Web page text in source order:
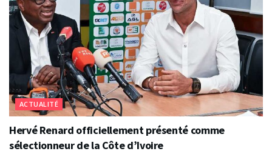
ACTUALITÉ
Hervé Renard officiellement présenté comme
sélectionneur de la Côte d’Ivoire